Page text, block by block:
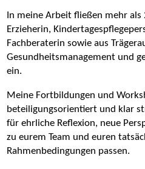
In meine Arbeit fließen mehr als
Erzieherin,
Fachberaterin sowie aus
Gesundheitsmanagement und
ein.
Meine Fortbildungen und
beteiligungsorientiert und klar
für ehrliche Reflexion, neue
zu eurem Team und euren
Rahmenbedingungen passen.